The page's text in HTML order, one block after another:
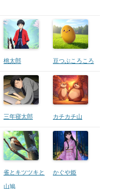
桃太郎 豆つぶころころ
三年寝太郎 カチカチ山
雀とキツツキと
山鳩
かぐや姫